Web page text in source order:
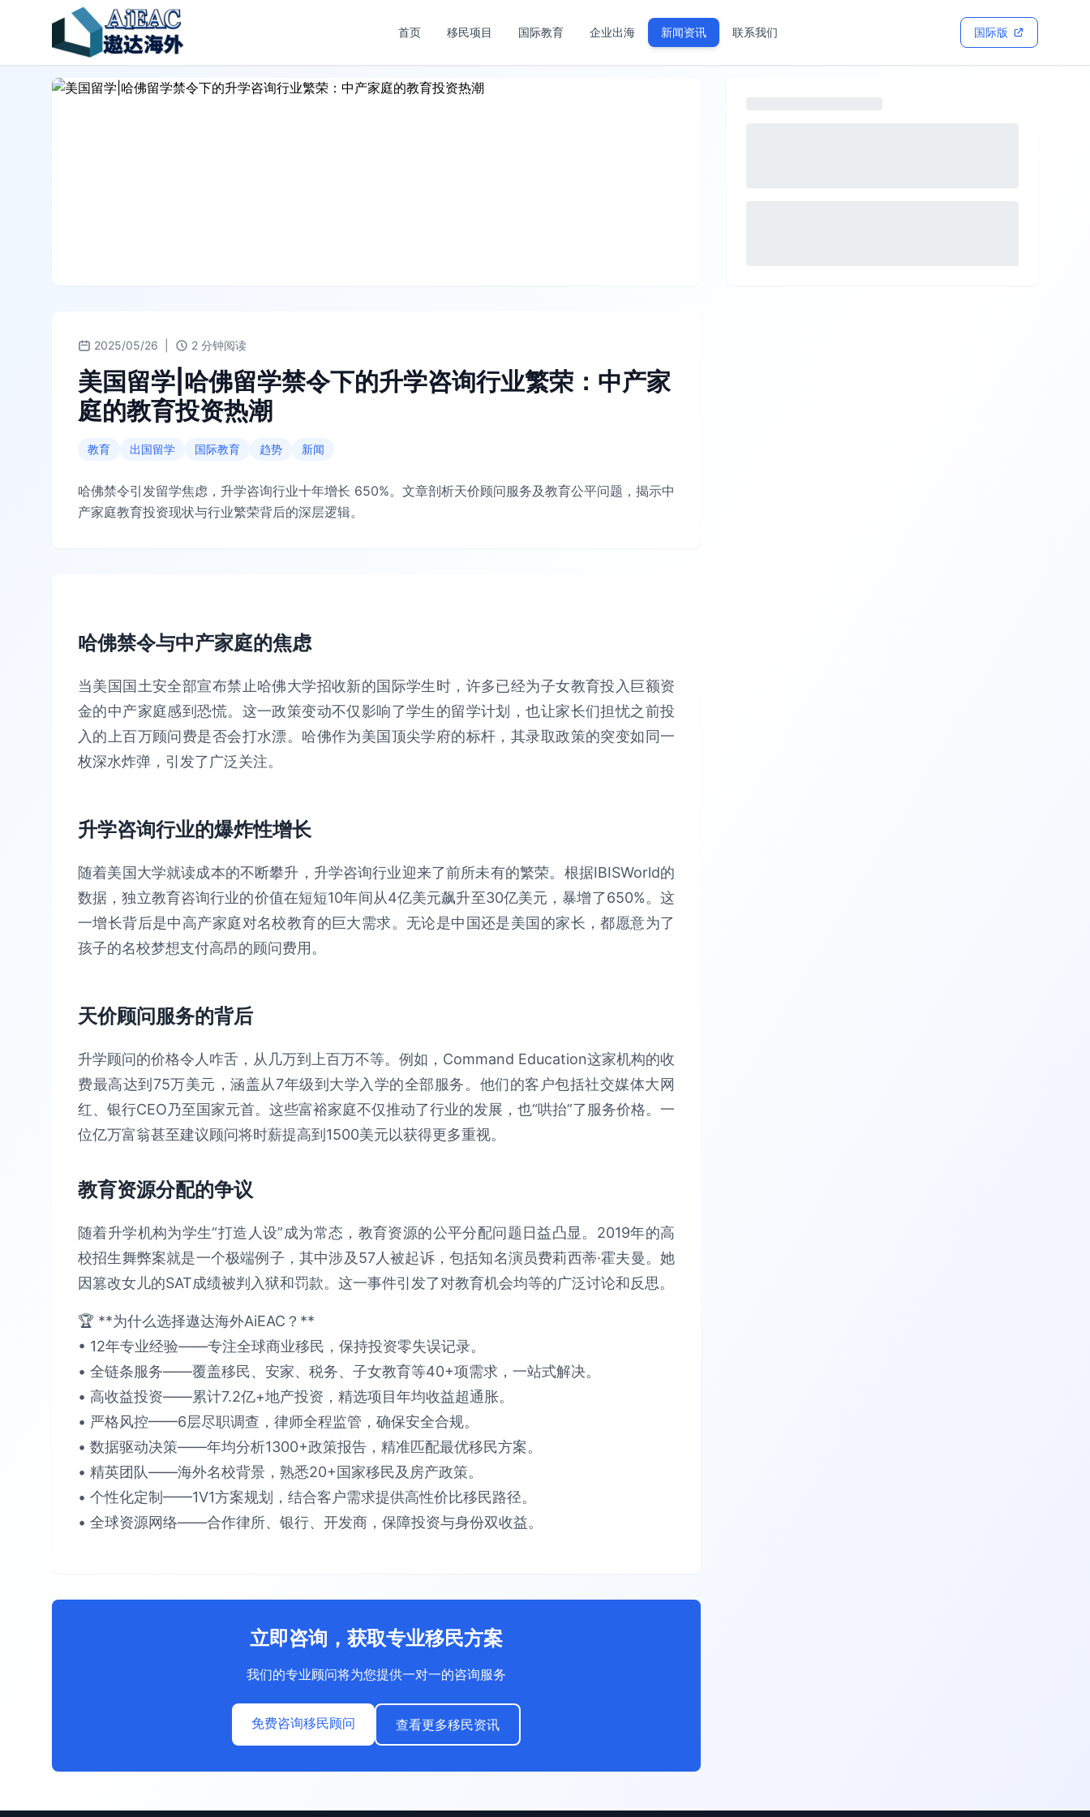
首页 移民项目 国际教育 企业出海 新闻资讯 联系我们 国际版
2025/05/26 2 分钟阅读
美国留学|哈佛留学禁令下的升学咨询行业繁荣：中产家
庭的教育投资热潮
教育 出国留学 国际教育 趋势 新闻
哈佛禁令引发留学焦虑，升学咨询行业十年增长 650%。文章剖析天价顾问服务及教育公平问题，揭示中
产家庭教育投资现状与行业繁荣背后的深层逻辑。
哈佛禁令与中产家庭的焦虑
当美国国土安全部宣布禁止哈佛大学招收新的国际学生时，许多已经为子女教育投入巨额资
金的中产家庭感到恐慌。这一政策变动不仅影响了学生的留学计划，也让家长们担忧之前投
入的上百万顾问费是否会打水漂。哈佛作为美国顶尖学府的标杆，其录取政策的突变如同一
枚深水炸弹，引发了广泛关注。
升学咨询行业的爆炸性增长
随着美国大学就读成本的不断攀升，升学咨询行业迎来了前所未有的繁荣。根据IBISWorld的
数据，独立教育咨询行业的价值在短短10年间从4亿美元飙升至30亿美元，暴增了650%。这
一增长背后是中高产家庭对名校教育的巨大需求。无论是中国还是美国的家长，都愿意为了
孩子的名校梦想支付高昂的顾问费用。
天价顾问服务的背后
升学顾问的价格令人咋舌，从几万到上百万不等。例如，Command Education这家机构的收
费最高达到75万美元，涵盖从7年级到大学入学的全部服务。他们的客户包括社交媒体大网
红、银行CEO乃至国家元首。这些富裕家庭不仅推动了行业的发展，也“哄抬”了服务价格。一
位亿万富翁甚至建议顾问将时薪提高到1500美元以获得更多重视。
教育资源分配的争议
随着升学机构为学生“打造人设”成为常态，教育资源的公平分配问题日益凸显。2019年的高
校招生舞弊案就是一个极端例子，其中涉及57人被起诉，包括知名演员费莉西蒂·霍夫曼。她
因篡改女儿的SAT成绩被判入狱和罚款。这一事件引发了对教育机会均等的广泛讨论和反思。
🏆 **为什么选择遨达海外AiEAC？**​​
• 12年专业经验​​——专注全球商业移民，保持​​投资零失误​​记录。
• 全链条服务​​——覆盖移民、安家、税务、子女教育等40+项需求，​​一站式解决​​。​​
• 高收益投资​​——累计​​7.2亿+​​地产投资，精选项目​​年均收益超通胀​​。​​
• 严格风控​​——6层尽职调查，律师全程监管，确保​​安全合规​​。​​
• 数据驱动决策​​——年均分析​​1300+政策报告​​，精准匹配最优移民方案。​​
• 精英团队​​——海外名校背景，熟悉​​20+国家​​移民及房产政策。​​
• 个性化定制​​——1V1方案规划，结合客户需求提供​​高性价比​​移民路径。​​
• 全球资源网络​​——合作律所、银行、开发商，保障​​投资与身份双收益​​。
立即咨询，获取专业移民方案
我们的专业顾问将为您提供一对一的咨询服务
免费咨询移民顾问 查看更多移民资讯